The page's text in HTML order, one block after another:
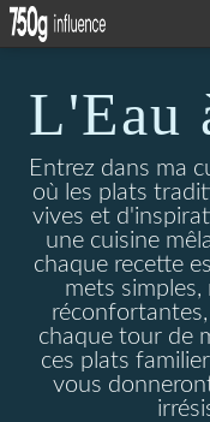
L'Eau
Entrez dans ma
où les plats
vives et
une cuisine
chaque recette
mets simples,
chaque tour de
ces plats
vous